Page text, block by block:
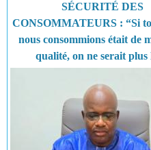
SÉCURITÉ DES
CONSOMMATEURS : “Si
nous consommions était de
qualité, on ne serait plus